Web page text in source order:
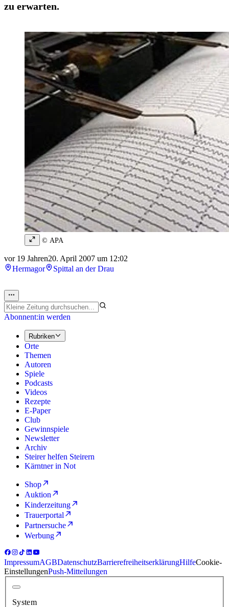
zu erwarten.
© APA
vor 19 Jahren20. April 2007 um 12:02
Hermagor
Spittal an der Drau
Abonnent:in werden
Rubriken
Orte
Themen
Autoren
Spiele
Podcasts
Videos
Rezepte
E-Paper
Club
Gewinnspiele
Newsletter
Archiv
Steirer helfen Steirern
Kärntner in Not
Shop
Auktion
Kinderzeitung
Trauerportal
Partnersuche
Werbung
ImpressumAGBDatenschutzBarrierefreiheitserklärungHilfeCookie-
EinstellungenPush-Mitteilungen
System